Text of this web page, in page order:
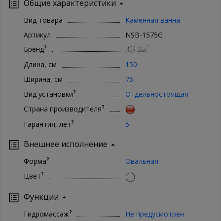
товаре можно узнать, позвонив по бесплатному номеру 8-800-
Общие характеристики
Вид товара
Каменная ванна
Артикул
NSB-1575G
Бренд?
Длина, см
150
Ширина, см
75
Вид установки?
Отдельностоящая
Страна производителя?
Гарантия, лет? 5
Внешнее исполнение
Форма?
Овальная
Цвет?
Функции
Гидромассаж? Не предусмотрен